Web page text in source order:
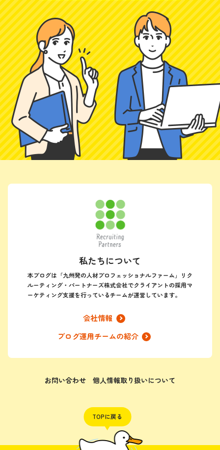
私たちについて
本ブログは「九州発の人材プロフェッショナルファーム」リク
ルーティング・パートナーズ株式会社でクライアントの採用マ
ーケティング支援を行っているチームが運営しています。
会社情報
ブログ運用チームの紹介
お問い合わせ 個人情報取り扱いについて
TOPに戻る